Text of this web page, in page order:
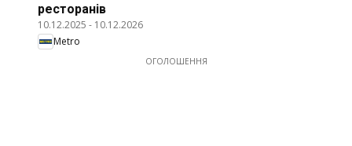
ресторанів
10.12.2025 - 10.12.2026
Metro
ОГОЛОШЕННЯ